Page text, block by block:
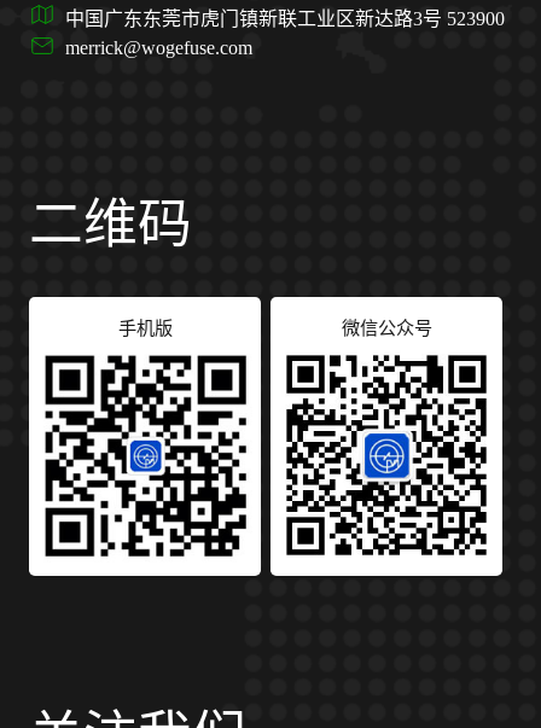
中国广东东莞市虎门镇新联工业区新达路3号 523900
merrick@wogefuse.com
二维码
手机版 微信公众号